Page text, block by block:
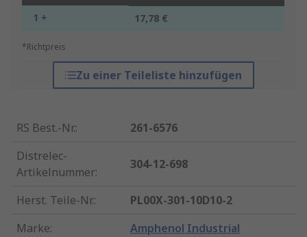
1 + 17,78 €
*Richtpreis
Zu einer Teileliste hinzufügen
RS Best.-Nr.:
261-6576
Distrelec-
Artikelnummer:
304-12-698
Herst. Teile-Nr.:
PL00X-301-10D10-2
Marke: Amphenol Industrial